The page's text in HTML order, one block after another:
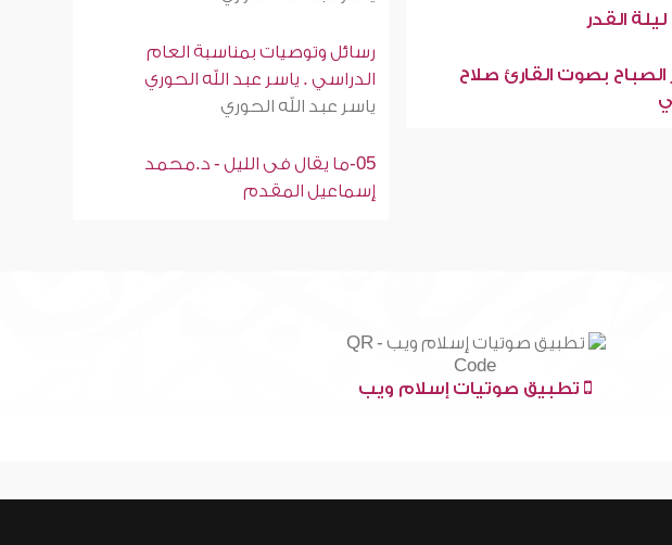
القدر
الصباح بصوت القارئ صلاح
رسائل وتوصيات بمناسبة العام
الدراسي . ياسر عبد الله الحوري
ياسر عبد الله الحوري
05-ما يقال فى الليل - د.محمد
إسماعيل المقدم
تطبيق صوتيات إسلام ويب